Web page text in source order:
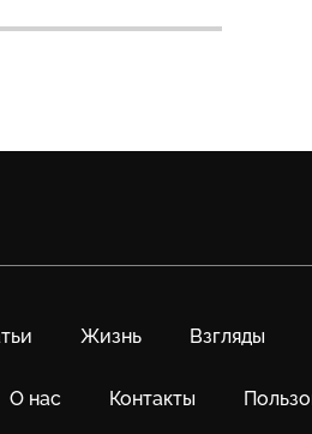
Жизнь Взгляды
О нас Контакты